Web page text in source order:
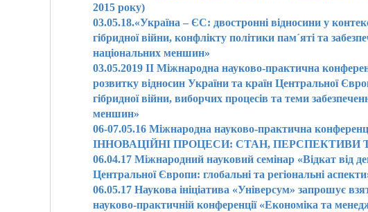
2015 року)
03.05.18.«Україна – ЄС: двостронні відносини у
гібридної війни, конфлікту політики пам´яті та
національних меншин»
03.05.2019 ІІ Міжнародна науково-практична
розвитку відносин України та країн Центральної
гібридної війни, виборчих процесів та теми
меншин»
06-07.05.16 Міжнародна науково-практична
ІННОВАЦІЙНІ ПРОЦЕСИ: СТАН, ПЕРСПЕКТИВИ
06.04.17 Міжнародний науковий семінар «Відкат від
Центральної Європи: глобальні та регіональні
06.05.17 Наукова ініціатива «Універсум» запрошує
науково-практичній конференції «Економіка та